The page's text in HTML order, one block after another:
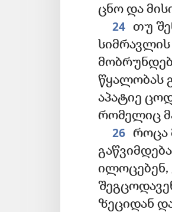
ცნო და
24 თუ
წყალობას
აპატიე
რომელიც
26 როცა
ილოცებენ,
ზეციდან